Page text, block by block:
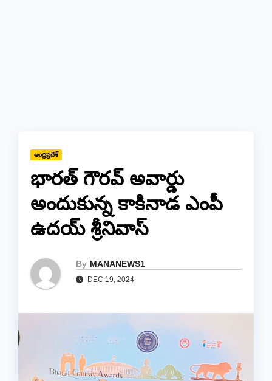
ఆంధ్రప్రదేశ్
భారత్ గౌరవ్ అవార్డు
అందుకున్న కాకినాడ ఎంపీ
ఉదయ్ శ్రీనివాస్
By MANANEWS1
DEC 19, 2024